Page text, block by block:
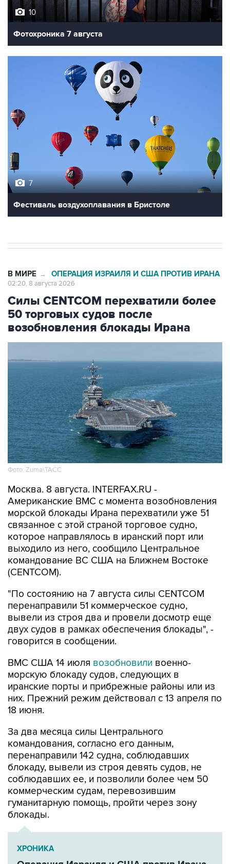
10
Фотохроника 7 августа
7
Фестиваль воздухоплавания в Бристоле
В МИРЕ → ОПЕРАЦИЯ ИЗРАИЛЯ И США ПРОТИВ ИРАНА
02:20, 8 августа 2026
Силы CENTCOM перехватили более
50 торговых судов после
возобновления блокады Ирана
Фото: Zuma\ТАСС
Москва. 8 августа. INTERFAX.RU -
Американские ВМС с момента возобновления
морской блокады Ирана перехватили уже 51
связанное с этой страной торговое судно,
которое направлялось в иранский порт или
выходило из него, сообщило Центральное
командование ВС США на Ближнем Востоке
(CENTCOM).
"По состоянию на 7 августа силы CENTCOM
перенаправили 51 коммерческое судно,
вывели из строя два и провели досмотр еще
двух судов в рамках обеспечения блокады", -
говорится в сообщении.
ВМС США 14 июля возобновили военно-
морскую блокаду судов, следующих в
иранские порты и прибрежные районы или из
них. Прежний режим действовал с 13 апреля по
18 июня.
За два месяца силы Центрального
командования, согласно его данным,
перенаправили 142 судна, соблюдавших
блокаду, вывели из строя девять судов, не
соблюдавших ее, и позволили более чем 50
коммерческим судам, перевозившим
гуманитарную помощь, пройти через зону
блокады.
ХРОНИКА